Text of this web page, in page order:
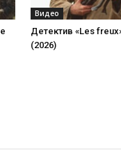
Видео
Детектив «Les
(2026)